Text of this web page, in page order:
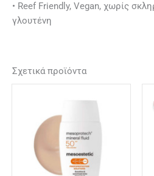
• Reef Friendly, Vegan, χωρίς
γλουτένη
Σχετικά προϊόντα